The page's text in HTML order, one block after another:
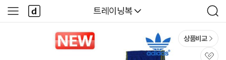
다나와
트레이닝복
검
색
사
이
다
나
와
상품비교